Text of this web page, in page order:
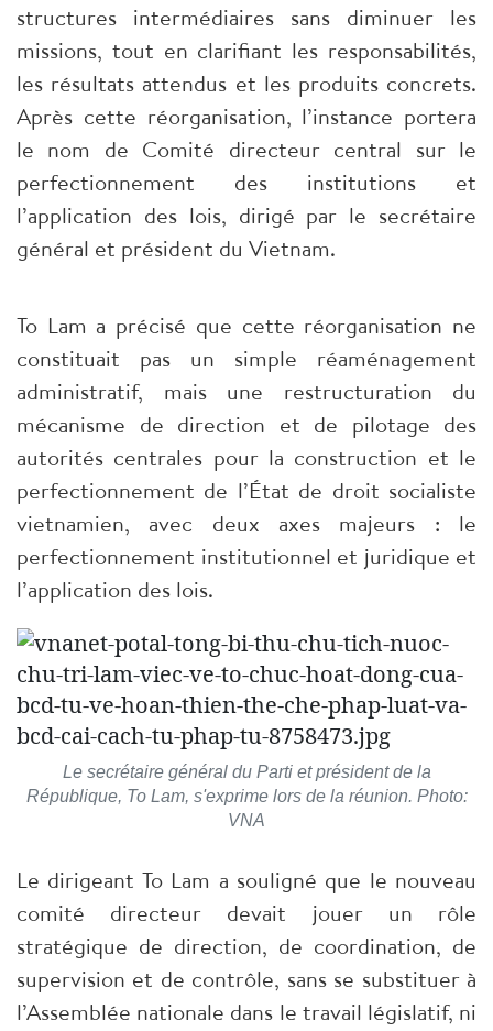
structures intermédiaires sans diminuer les
missions, tout en clarifiant les responsabilités,
les résultats attendus et les produits concrets.
Après cette réorganisation, l’instance portera
le nom de Comité directeur central sur le
perfectionnement des institutions et
l’application des lois, dirigé par le secrétaire
général et président du Vietnam.
To Lam a précisé que cette réorganisation ne
constituait pas un simple réaménagement
administratif, mais une restructuration du
mécanisme de direction et de pilotage des
autorités centrales pour la construction et le
perfectionnement de l’État de droit socialiste
vietnamien, avec deux axes majeurs : le
perfectionnement institutionnel et juridique et
l’application des lois.
Le secrétaire général du Parti et président de la
République, To Lam, s'exprime lors de la réunion. Photo:
VNA
Le dirigeant To Lam a souligné que le nouveau
comité directeur devait jouer un rôle
stratégique de direction, de coordination, de
supervision et de contrôle, sans se substituer à
l’Assemblée nationale dans le travail législatif, ni